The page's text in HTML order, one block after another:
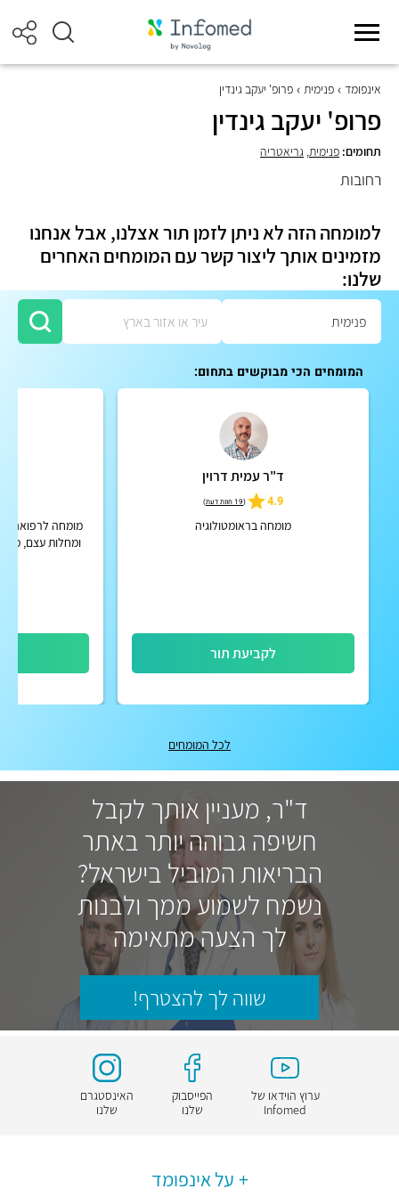
אינפומד פנימית פרופ' יעקב גינדין
פרופ' יעקב גינדין
תחומים: פנימית, גריאטריה
רחובות
למומחה הזה לא ניתן לזמן תור אצלנו, אבל אנחנו
מזמינים אותך ליצור קשר עם המומחים האחרים
שלנו:
המומחים הכי מבוקשים בתחום:
ד"ר עמית דרוין
4.9
(19 חוות דעת )
מומחה בראומטולוגיה
לקביעת תור
מומחה לרפואה
ומחלות עצם,
לכל המומחים
ד"ר, מעניין אותך לקבל
חשיפה גבוהה יותר באתר
הבריאות המוביל בישראל?
נשמח לשמוע ממך ולבנות
לך הצעה מתאימה
שווה לך להצטרף!
ערוץ הוידאו של
Infomed
הפייסבוק
שלנו
האינסטגרם
שלנו
על אינפומד